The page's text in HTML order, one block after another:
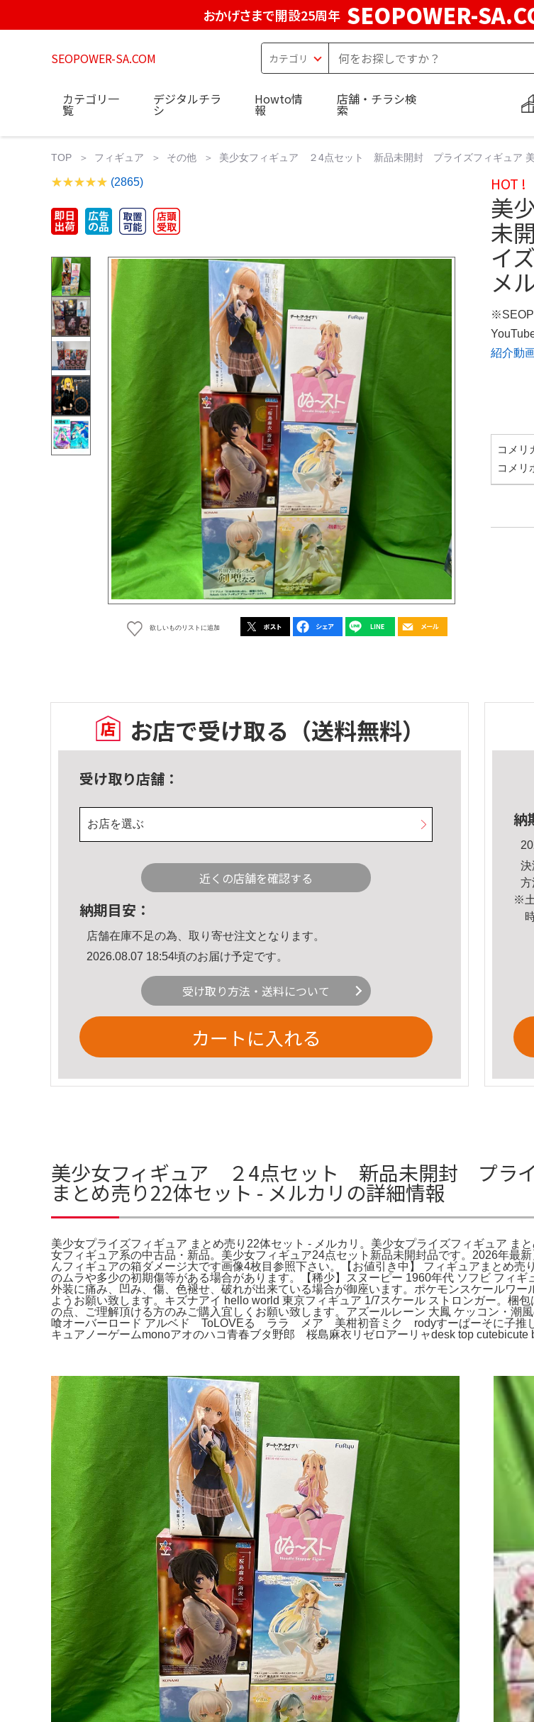
おかげさまで開設25周年 SEOPOWER-
SEOPOWER-SA.COM
カテゴリ一
覧
デジタルチラ
シ
Howto情
報
店舗・チラシ検
索
TOP フィギュア その他 美少女フィギュア ２4点セット 新品未開封 プライズフィギュア 美
(2865)
欲しいものリストに追加
HOT !
美
未
イ
メ
紹介動
コメリ
コメリ
お店で受け取る （送料無料）
受け取り店舗：
お店を選ぶ
近くの店舗を確認する
納期目安：
店舗在庫不足の為、取り寄せ注文となります。
2026.08.07 18:54頃のお届け予定です。
受け取り方法・送料について
カートに入れる
納
決
方
※
美少女フィギュア ２4点セット 新品未開封 プライ
まとめ売り22体セット - メルカリの詳細情報
美少女プライズフィギュア まとめ売り22体セット - メルカリ。美少女プライズフィギュア ま
女フィギュア系の中古品・新品。美少女フィギュア24点セット新品未開封品です。2026年最
んフィギュアの箱ダメージ大です画像4枚目参照下さい。【お値引き中】 フィギュアまとめ
のムラや多少の初期傷等がある場合があります。【稀少】スヌーピー 1960年代 ソフビ フィ
外装に痛み、凹み、傷、色褪せ、破れが出来ている場合が御座います。ポケモンスケールワ
ようお願い致します。キズナアイ hello world 東京フィギュア 1/7スケール ストロンガー。梱
の点、ご理解頂ける方のみご購入宜しくお願い致します。アズールレーン 大鳳 ケッコン・
喰オーバーロード アルベド ToLOVEる ララ メア 美柑初音ミク rodyすーぱーそに子推
キュアノーゲームmonoアオのハコ青春ブタ野郎 桜島麻衣リゼロアーリャdesk top